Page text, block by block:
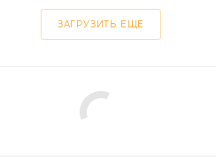
ЗАГРУЗИТЬ ЕЩЕ